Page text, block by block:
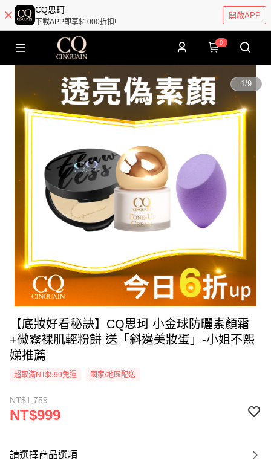
CQ思珂
下載APP即享$1000折扣!
開啟APP
0
1/9
【底妝好看秘訣】CQ思珂 小金球防曬素顏霜
+微霧裸肌輕粉餅 送「斜邊美妝蛋」-小姐不熙
娣推薦
超取滿NT$599免運 國家/地區配送
NT$1,759
NT$999
請選擇商品選項